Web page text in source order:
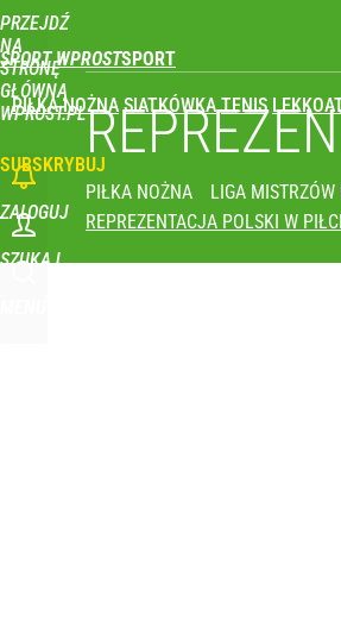
PRZEJDŹ
NA
STRONĘ
GŁÓWNĄ
WPROST.PL
SPORT WPROST
PIŁKA NOŻNA SIATKÓWKA TENIS
SUBSKRYBUJ
ZALOGUJ
SZUKAJ
PIŁKA NOŻNA LIGA MISTRZÓW
REPREZENTACJA POLSKI W